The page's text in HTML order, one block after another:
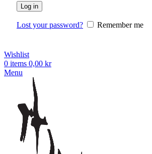
Log in
Lost your password? Remember me
Wishlist
0 items 0,00 kr
Menu